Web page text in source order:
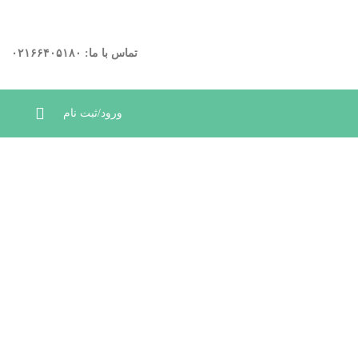
تماس با ما: ۰۲۱۶۶۴۰۵۱۸۰
ورود/ثبت نام